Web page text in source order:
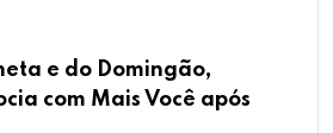
e do Domingão,
com Mais Você após